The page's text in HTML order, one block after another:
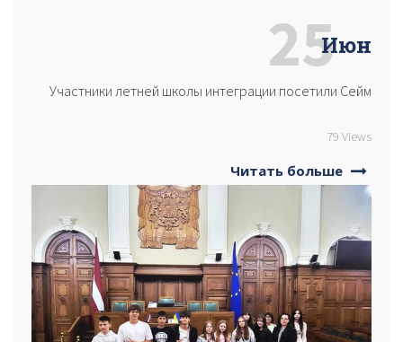
Июн
Участники летней школы интеграции посетили Сейм
79 Views
Читать больше
25